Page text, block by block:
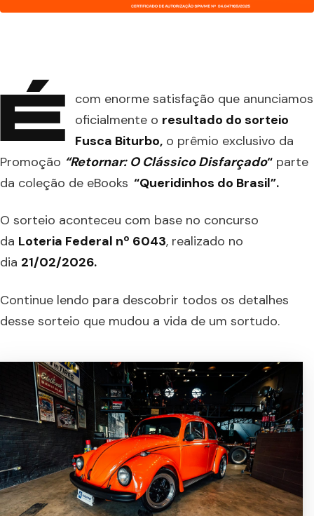
com enorme satisfação que anunciamos
oficialmente o resultado do sorteio
Fusca Biturbo, o prêmio exclusivo da
Promoção “Retornar: O Clássico Disfarçado“ parte
da coleção de eBooks “Queridinhos do Brasil”.
O sorteio aconteceu com base no concurso
da Loteria Federal nº 6043, realizado no
dia 21/02/2026.
Continue lendo para descobrir todos os detalhes
desse sorteio que mudou a vida de um sortudo.